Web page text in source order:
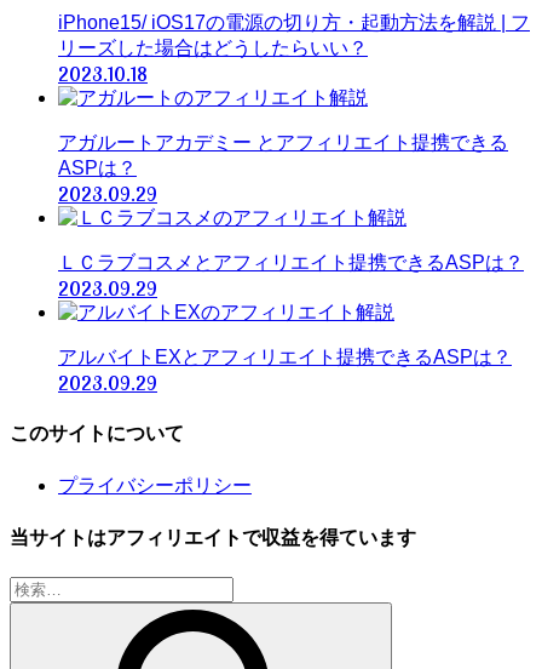
iPhone15/ iOS17の電源の切り方・起動方法を解説 | フ
リーズした場合はどうしたらいい？
2023.10.18
アガルートアカデミー とアフィリエイト提携できる
ASPは？
2023.09.29
ＬＣラブコスメとアフィリエイト提携できるASPは？
2023.09.29
アルバイトEXとアフィリエイト提携できるASPは？
2023.09.29
このサイトについて
プライバシーポリシー
当サイトはアフィリエイトで収益を得ています
検
索: